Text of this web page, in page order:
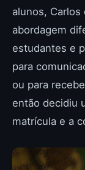
alunos,
abordagem
estudantes e
para
ou para
então decidiu
matrícula e a